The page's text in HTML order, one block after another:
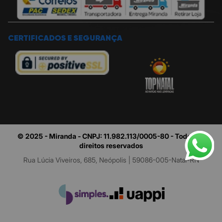
CERTIFICADOS E SEGURANÇA
© 2025 - Miranda - CNPJ: 11.982.113/0005-80 - Todos os
direitos reservados
Rua Lúcia Viveiros, 685, Neópolis | 59086-005-Natal-RN